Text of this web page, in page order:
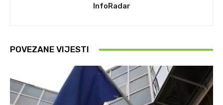
InfoRadar
POVEZANE VIJESTI